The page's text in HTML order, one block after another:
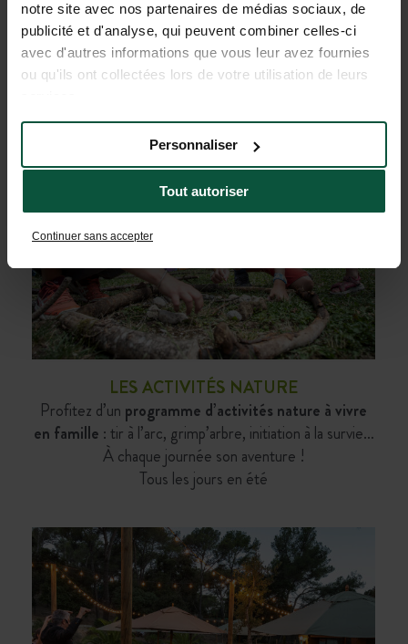
notre site avec nos partenaires de médias sociaux, de
publicité et d'analyse, qui peuvent combiner celles-ci
avec d'autres informations que vous leur avez fournies
ou qu'ils ont collectées lors de votre utilisation de leurs
Tout autoriser
Personnaliser
Continuer sans accepter
EN SAVOIR PLUS
LES ACTIVITÉS NATURE
Profitez d’un programme d’activités nature à vivre
en famille : tir à l’arc, grimp’arbre, initiation à la survie…
À chaque journée son aventure !
Tous les jours en été